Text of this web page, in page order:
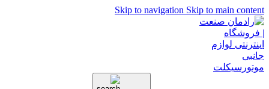
Skip to navigation Skip to main content